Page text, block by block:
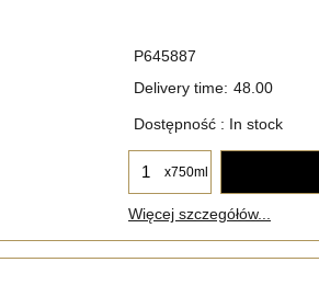
P645887
Delivery time: 48.00
Dostępność : In stock
x750ml
Więcej szczegółów...